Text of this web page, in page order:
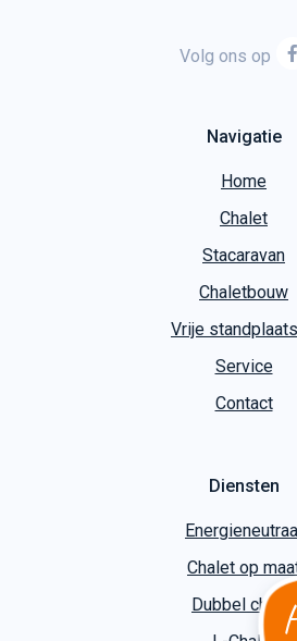
Volg ons op
Navigatie
Home
Chalet
Stacaravan
Chaletbouw
Vrije
Service
Contact
Diensten
Energieneutraal
Chalet op
Dubbel chalet